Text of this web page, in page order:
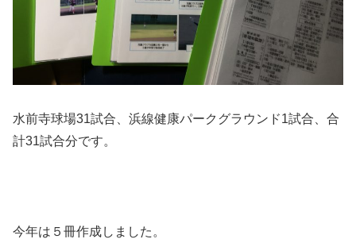
水前寺球場31試合、浜線健康パークグラウンド1試合、合
計31試合分です。
今年は５冊作成しました。